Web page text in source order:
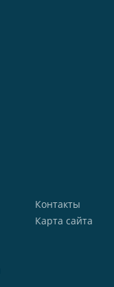
Контакты
Карта сайта